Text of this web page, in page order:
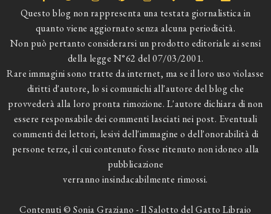
Questo blog non rappresenta una testata giornalistica in
quanto viene aggiornato senza alcuna periodicità.
Non può pertanto considerarsi un prodotto editoriale ai sensi
della legge N°62 del 07/03/2001.
Rare immagini sono tratte da internet, ma se il loro uso violasse
diritti d'autore, lo si comunichi all'autore del blog che
provvederà alla loro pronta rimozione. L'autore dichiara di non
essere responsabile dei commenti lasciati nei post. Eventuali
commenti dei lettori, lesivi dell'immagine o dell'onorabilità di
persone terze, il cui contenuto fosse ritenuto non idoneo alla
pubblicazione
verranno insindacabilmente rimossi.
Contenuti © Sonia Graziano - Il Salotto del Gatto Libraio